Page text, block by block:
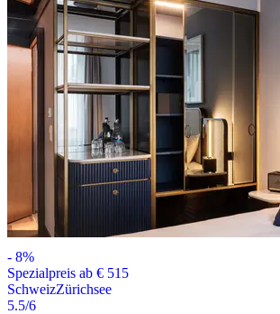
- 8%
Spezialpreis ab € 515
SchweizZürichsee
5.5/6